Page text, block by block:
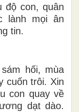
độ con, quân
lành mọi ân
tin.
hối, mùa
cuốn trôi. Xin
con quay về
dạt dào.